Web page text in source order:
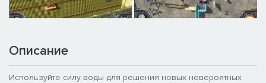
Описание
Используйте силу воды для решения новых невероятных